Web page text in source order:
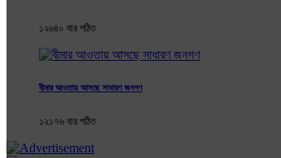
১২৬৪০ বার পঠিত
বীমার আওতায় আসছে সাধারণ জনগণ
১২১৭৬ বার পঠিত